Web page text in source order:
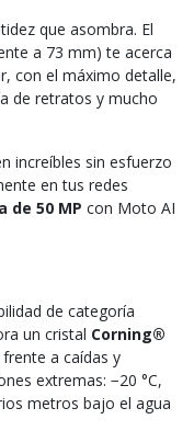
que asombra. El
a 73 mm) te acerca
con el máximo detalle,
de retratos y mucho
increíbles sin esfuerzo
en tus redes
de 50 MP con Moto AI
de categoría
un cristal Corning®
a caídas y
extremas: −20 °C,
metros bajo el agua